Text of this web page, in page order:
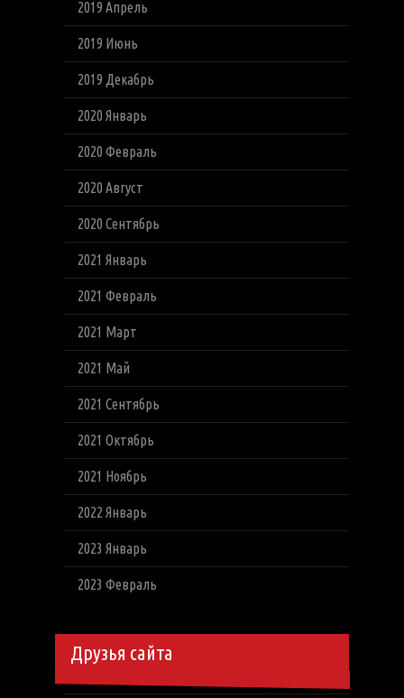
2019 Апрель
2019 Июнь
2019 Декабрь
2020 Январь
2020 Февраль
2020 Август
2020 Сентябрь
2021 Январь
2021 Февраль
2021 Март
2021 Май
2021 Сентябрь
2021 Октябрь
2021 Ноябрь
2022 Январь
2023 Январь
2023 Февраль
Друзья сайта